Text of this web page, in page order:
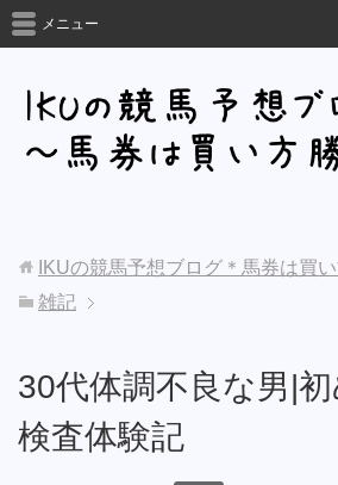
メニュー
IKUの競馬予想ブログ＊馬券は買い
雑記
30代体調不良な男|
検査体験記